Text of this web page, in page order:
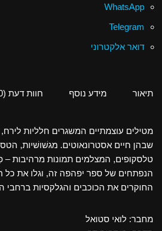
WhatsApp
Telegram
דואר אלקטרוני
תיאור מידע נוסף חוות דעת (0)
מטילים עוצמתיים המשגרים חלליות
שבהן חיים אסטרונאוטים. מגשׁושׁיות,
טלסקופים, המצלמים תמונות מרהיבות –
הנפתחים של ספר יפהפה זה, וגלו את כל
החוקרים את הכוכבים והגלקסיות ברחבי
מחבר: לואי סטואל